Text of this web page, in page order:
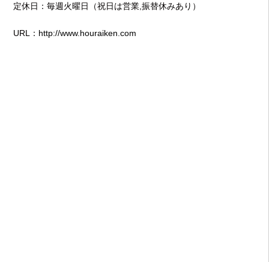
定休日：毎週火曜日（祝日は営業,振替休みあり）
URL： http://www.houraiken.com